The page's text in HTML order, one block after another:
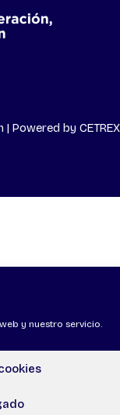
y nuestro servicio.
| Powered by CETREX